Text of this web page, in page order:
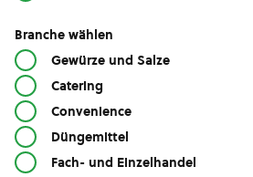
Branche wählen
Gewürze und Salze
Catering
Convenience
Düngemittel
Fach- und Einzelhandel